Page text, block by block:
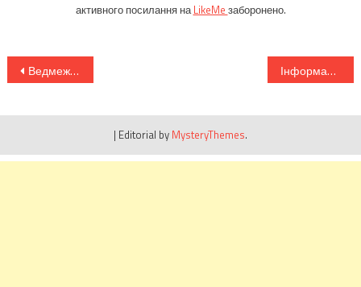
активного посилання наLikeMe заборонено.
Навігація
Ведмежі послуги Медведчука: як повʼязана з олігархом компанія стала ланкою у викраденні зерна й металу з окупації Інформаційні вкиди Росії про полонених – частина гібридної війни: Омбудсман Дмитро Лубінець
| Editorial by MysteryThemes.